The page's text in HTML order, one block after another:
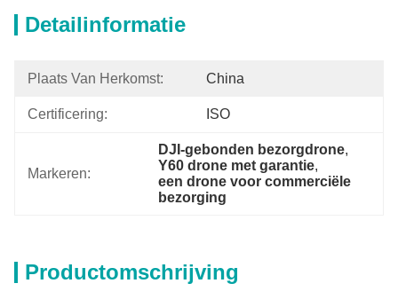
Detailinformatie
Plaats Van Herkomst: China
Certificering: ISO
Markeren:
DJI-gebonden bezorgdrone,
Y60 drone met garantie,
een drone voor commerciële
bezorging
Productomschrijving